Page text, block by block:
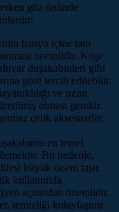
göz önünde
banyo içine tam
önemlidir. Köşe
duşakabinleri gibi
göre tercih edilebilir.
ve uzun
olması gerekir.
çelik aksesuarlar,
en temel
Bu nedenle,
büyük önem taşır.
kullanımda
açısından önemlidir.
temizliği kolaylaştırır